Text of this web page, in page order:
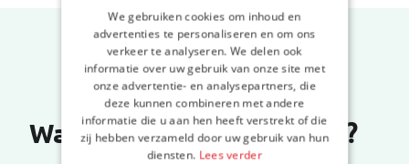
Wat zeggen onze klanten?
We gebruiken cookies om inhoud en
advertenties te personaliseren en om ons
verkeer te analyseren. We delen ook
informatie over uw gebruik van onze site met
onze advertentie- en analysepartners, die
deze kunnen combineren met andere
informatie die u aan hen heeft verstrekt of die
zij hebben verzameld door uw gebruik van hun
diensten. Lees verder